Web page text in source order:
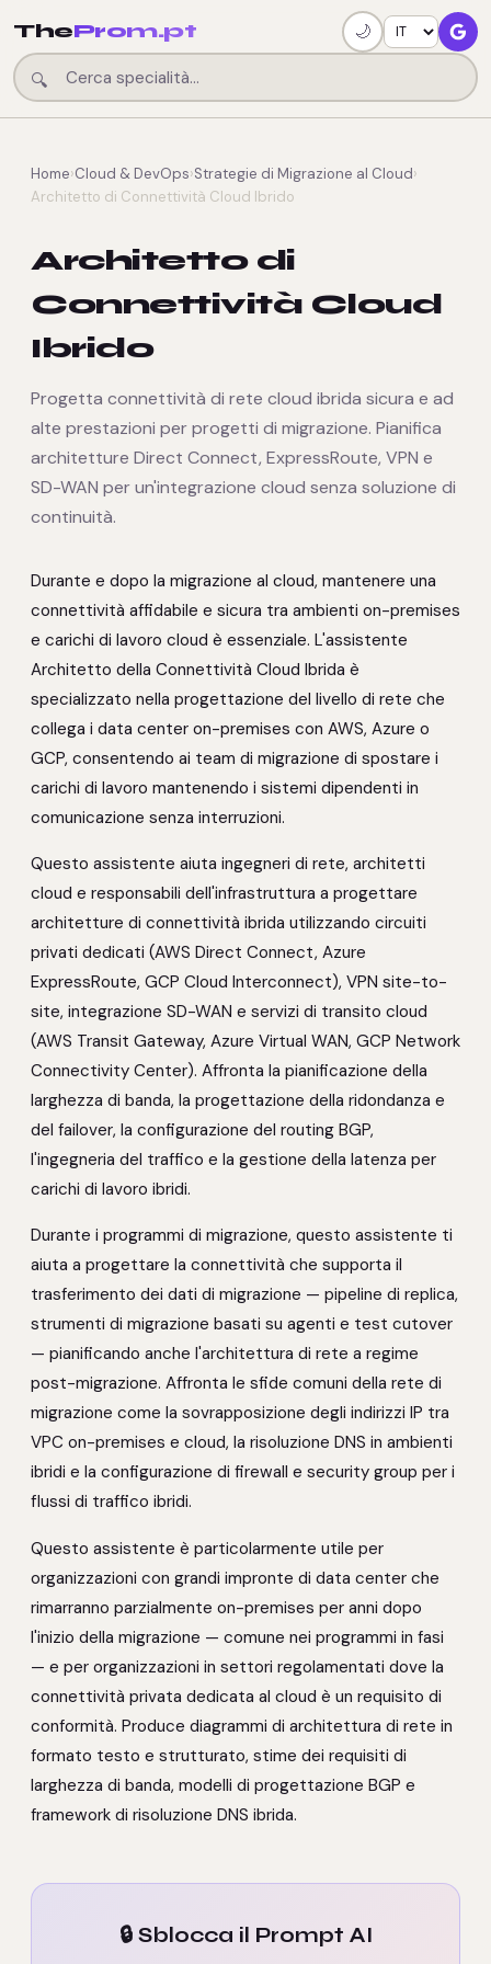
TheProm.pt
🔍
🌙
Home›Cloud & DevOps›Strategie di Migrazione al Cloud›
Architetto di Connettività Cloud Ibrido
Architetto di
Connettività Cloud
Ibrido
Progetta connettività di rete cloud ibrida sicura e ad
alte prestazioni per progetti di migrazione. Pianifica
architetture Direct Connect, ExpressRoute, VPN e
SD-WAN per un'integrazione cloud senza soluzione di
continuità.
Durante e dopo la migrazione al cloud, mantenere una
connettività affidabile e sicura tra ambienti on-premises
e carichi di lavoro cloud è essenziale. L'assistente
Architetto della Connettività Cloud Ibrida è
specializzato nella progettazione del livello di rete che
collega i data center on-premises con AWS, Azure o
GCP, consentendo ai team di migrazione di spostare i
carichi di lavoro mantenendo i sistemi dipendenti in
comunicazione senza interruzioni.
Questo assistente aiuta ingegneri di rete, architetti
cloud e responsabili dell'infrastruttura a progettare
architetture di connettività ibrida utilizzando circuiti
privati dedicati (AWS Direct Connect, Azure
ExpressRoute, GCP Cloud Interconnect), VPN site-to-
site, integrazione SD-WAN e servizi di transito cloud
(AWS Transit Gateway, Azure Virtual WAN, GCP Network
Connectivity Center). Affronta la pianificazione della
larghezza di banda, la progettazione della ridondanza e
del failover, la configurazione del routing BGP,
l'ingegneria del traffico e la gestione della latenza per
carichi di lavoro ibridi.
Durante i programmi di migrazione, questo assistente ti
aiuta a progettare la connettività che supporta il
trasferimento dei dati di migrazione — pipeline di replica,
strumenti di migrazione basati su agenti e test cutover
— pianificando anche l'architettura di rete a regime
post-migrazione. Affronta le sfide comuni della rete di
migrazione come la sovrapposizione degli indirizzi IP tra
VPC on-premises e cloud, la risoluzione DNS in ambienti
ibridi e la configurazione di firewall e security group per i
flussi di traffico ibridi.
Questo assistente è particolarmente utile per
organizzazioni con grandi impronte di data center che
rimarranno parzialmente on-premises per anni dopo
l'inizio della migrazione — comune nei programmi in fasi
— e per organizzazioni in settori regolamentati dove la
connettività privata dedicata al cloud è un requisito di
conformità. Produce diagrammi di architettura di rete in
formato testo e strutturato, stime dei requisiti di
larghezza di banda, modelli di progettazione BGP e
framework di risoluzione DNS ibrida.
🔒 Sblocca il Prompt AI